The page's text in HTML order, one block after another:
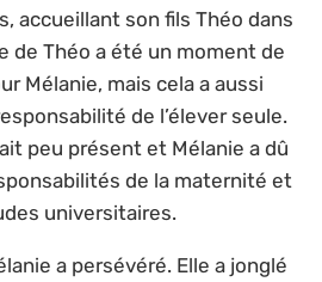
accueillant son fils Théo dans
de Théo a été un moment de
Mélanie, mais cela a aussi
de l’élever seule.
peu présent et Mélanie a dû
de la maternité et
universitaires.
a persévéré. Elle a jonglé